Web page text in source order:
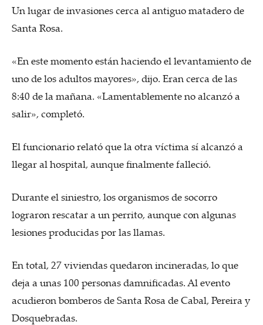
Un lugar de invasiones cerca al antiguo matadero de
Santa Rosa.
«En este momento están haciendo el levantamiento de
uno de los adultos mayores», dijo. Eran cerca de las
8:40 de la mañana. «Lamentablemente no alcanzó a
salir», completó.
El funcionario relató que la otra víctima sí alcanzó a
llegar al hospital, aunque finalmente falleció.
Durante el siniestro, los organismos de socorro
lograron rescatar a un perrito, aunque con algunas
lesiones producidas por las llamas.
En total, 27 viviendas quedaron incineradas, lo que
deja a unas 100 personas damnificadas. Al evento
acudieron bomberos de Santa Rosa de Cabal, Pereira y
Dosquebradas.